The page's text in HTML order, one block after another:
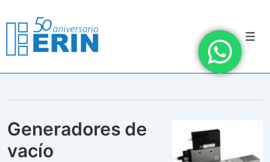
contenido
principal
Generadores de
vacío